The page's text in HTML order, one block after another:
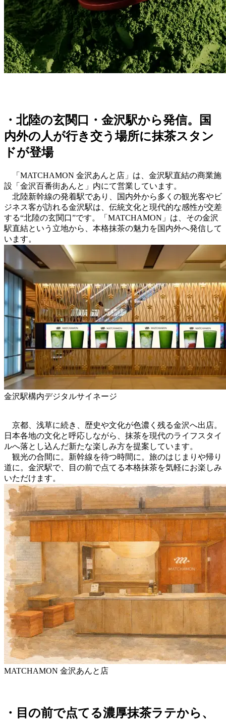
・北陸の玄関口・金沢駅から発信。国
内外の人が行き交う場所に抹茶スタン
ドが登場
「MATCHAMON 金沢あんと店」は、金沢駅直結の商業施
設「金沢百番街あんと」内にて営業しています。
北陸新幹線の発着駅であり、国内外から多くの観光客やビ
ジネス客が訪れる金沢駅は、伝統文化と現代的な感性が交差
する“北陸の玄関口”です。「MATCHAMON」は、その金沢
駅直結という立地から、本格抹茶の魅力を国内外へ発信して
います。
金沢駅構内デジタルサイネージ
京都、浅草に続き、歴史や文化が色濃く残る金沢へ出店。
日本各地の文化と呼応しながら、抹茶を現代のライフスタイ
ルへ落とし込んだ新たな楽しみ方を提案しています。
観光の合間に。新幹線を待つ時間に。旅のはじまりや帰り
道に。金沢駅で、目の前で点てる本格抹茶を気軽にお楽しみ
いただけます。
MATCHAMON 金沢あんと店
・目の前で点てる濃厚抹茶ラテから、